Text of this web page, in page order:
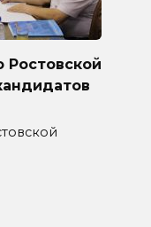
Ростовской